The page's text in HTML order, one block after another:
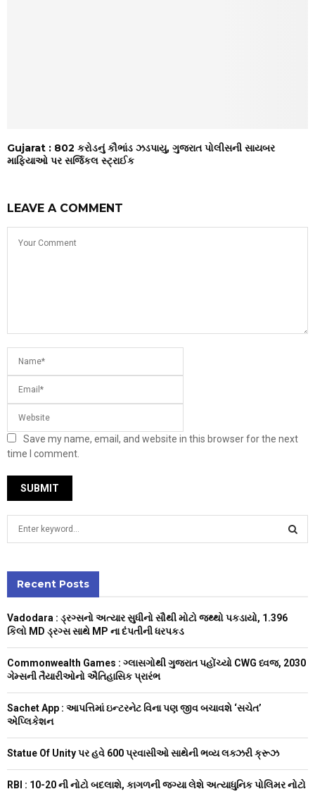
Gujarat : ₹802 કરોડનું કૌભાંડ ઝડપાયુ, ગુજરાત પોલીસની સાયબર
માફિયાઓ પર સર્જિકલ સ્ટ્રાઈક
LEAVE A COMMENT
Save my name, email, and website in this browser for the next
time I comment.
h
o
C
Recent Posts
Vadodara : ડ્રગ્સનો અત્યાર સુધીનો સૌથી મોટો જથ્થો પકડાયો, 1.396
કિલો MD ડ્રગ્સ સાથે MP ના દંપતીની ધરપકડ
Commonwealth Games : ગ્લાસગોથી ગુજરાત પહોંચ્યો CWG ધ્વજ, 2030
ગેમ્સની તૈયારીઓનો ઐતિહાસિક પ્રારંભ
Sachet App : આપત્તિમાં ઇન્ટરનેટ વિના પણ જીવ બચાવશે ‘સચેત’
એપ્લિકેશન
Statue Of Unity પર હવે 600 પ્રવાસીઓ સાથેની ભવ્ય લક્ઝરી ક્રૂઝ
RBI : ₹10-20 ની નોટો બદલાશે, કાગળની જગ્યા લેશે અત્યાધુનિક પોલિમર નોટો